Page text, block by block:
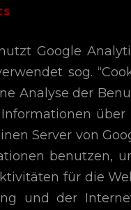
Google
sog.
Analyse der
Server von
benutzen,
für die
und der